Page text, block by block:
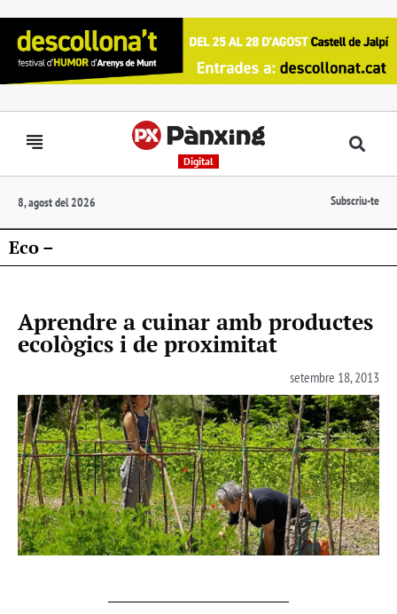
Digital
8, agost del 2026 Subscriu-te
Eco –
Aprendre a cuinar amb productes
ecològics i de proximitat
setembre 18, 2013